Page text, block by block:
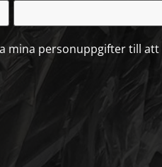
mina personuppgifter till